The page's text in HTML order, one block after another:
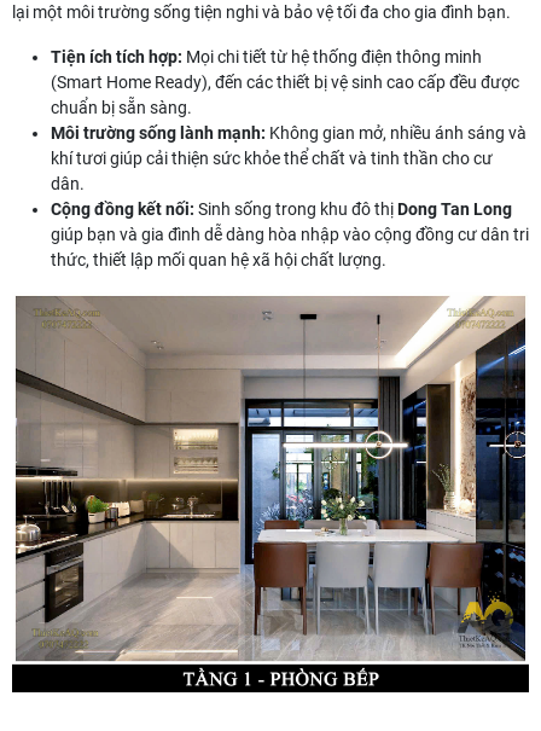
lại một môi trường sống tiện nghi và bảo vệ tối đa cho gia đình bạn.
Tiện ích tích hợp: Mọi chi tiết từ hệ thống điện thông minh
(Smart Home Ready), đến các thiết bị vệ sinh cao cấp đều được
chuẩn bị sẵn sàng.
Môi trường sống lành mạnh: Không gian mở, nhiều ánh sáng và
khí tươi giúp cải thiện sức khỏe thể chất và tinh thần cho cư
dân.
Cộng đồng kết nối: Sinh sống trong khu đô thịDong Tan Long
giúp bạn và gia đình dễ dàng hòa nhập vào cộng đồng cư dân tri
thức, thiết lập mối quan hệ xã hội chất lượng.